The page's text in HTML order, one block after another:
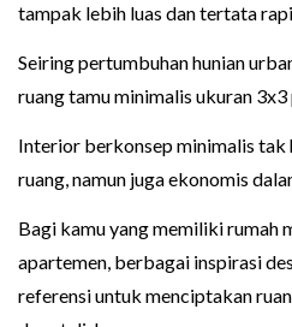
tampak lebih luas dan tertata
Seiring pertumbuhan hunian
ruang tamu minimalis ukuran
Interior berkonsep minimalis tak
ruang, namun juga ekonomis
Bagi kamu yang memiliki rumah
apartemen, berbagai inspirasi
referensi untuk menciptakan